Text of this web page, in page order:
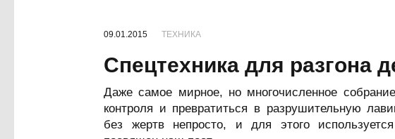
09.01.2015 ТЕХНИКА
Спецтехника для разгона
Даже самое мирное, но многочисленное
контроля и превратиться в разрушительную
без жертв непросто, и для этого